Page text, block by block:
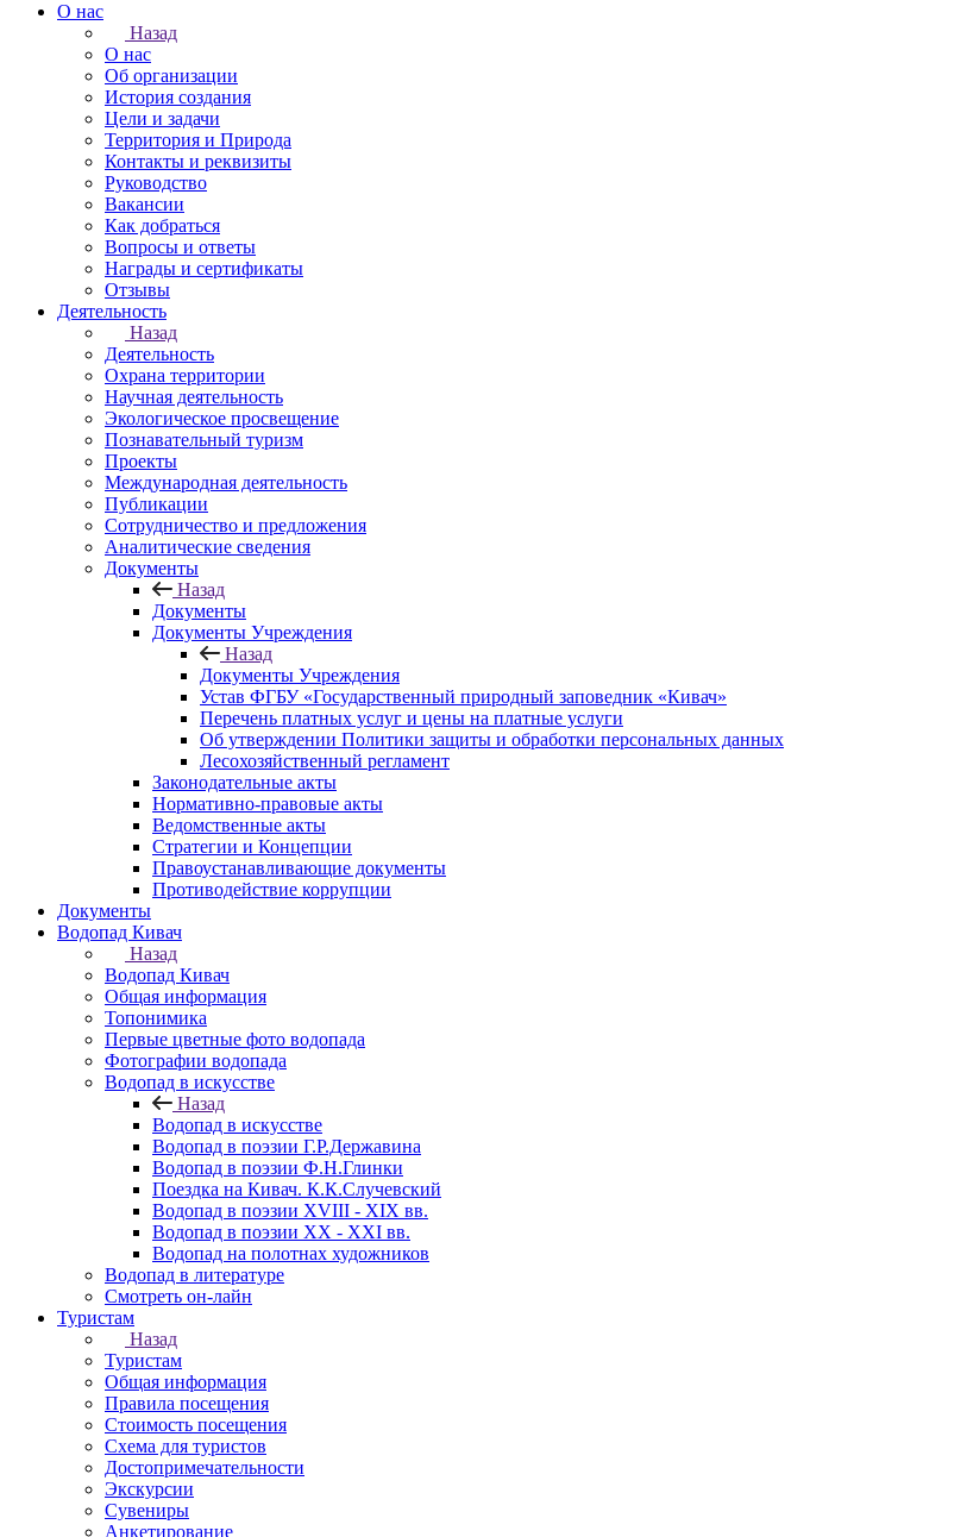
О нас
Назад
О нас
Об организации
История создания
Цели и задачи
Территория и Природа
Контакты и реквизиты
Руководство
Вакансии
Как добраться
Вопросы и ответы
Награды и сертификаты
Отзывы
Деятельность
Назад
Деятельность
Охрана территории
Научная деятельность
Экологическое просвещение
Познавательный туризм
Проекты
Международная деятельность
Публикации
Сотрудничество и предложения
Аналитические сведения
Документы
Назад
Документы
Документы Учреждения
Назад
Документы Учреждения
Устав ФГБУ «Государственный природный заповедник «Кивач»
Перечень платных услуг и цены на платные услуги
Об утверждении Политики защиты и обработки персональных данных
Лесохозяйственный регламент
Законодательные акты
Нормативно-правовые акты
Ведомственные акты
Стратегии и Концепции
Правоустанавливающие документы
Противодействие коррупции
Документы
Водопад Кивач
Назад
Водопад Кивач
Общая информация
Топонимика
Первые цветные фото водопада
Фотографии водопада
Водопад в искусстве
Назад
Водопад в искусстве
Водопад в поэзии Г.Р.Державина
Водопад в поэзии Ф.Н.Глинки
Поездка на Кивач. К.К.Случевский
Водопад в поэзии XVIII - XIX вв.
Водопад в поэзии XX - XXI вв.
Водопад на полотнах художников
Водопад в литературе
Смотреть он-лайн
Туристам
Назад
Туристам
Общая информация
Правила посещения
Стоимость посещения
Схема для туристов
Достопримечательности
Экскурсии
Сувениры
Анкетирование